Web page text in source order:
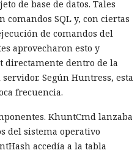
años de prisión por filtrar
de base de datos. Tales
comandos SQL y, con ciertas
de comandos del
aprovecharon esto y
dentro de la
Según Huntress, esta
frecuencia.
KhuntCmd lanzaba
del sistema operativo
accedía a la tabla